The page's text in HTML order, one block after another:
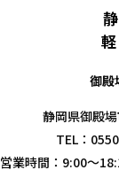
御殿
静岡県御殿
TEL：
営業時間：9:00～